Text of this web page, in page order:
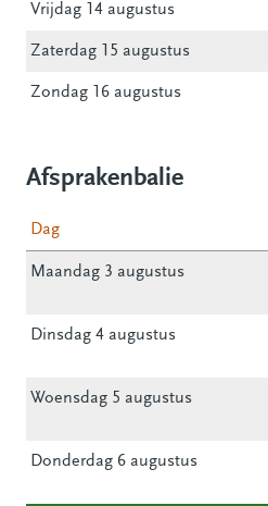
Vrijdag 14 augustus
Zaterdag 15 augustus
Zondag 16 augustus
Afsprakenbalie
Dag
Maandag 3 augustus
Dinsdag 4 augustus
Woensdag 5 augustus
Donderdag 6 augustus